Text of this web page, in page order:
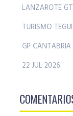
LANZAROTE
TURISMO
GP
22 JUL 2026